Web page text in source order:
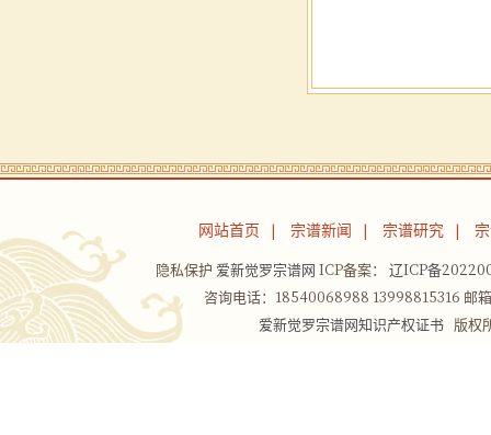
网站首页 宗谱新闻 宗谱研究
隐私保护 爱新觉罗宗谱网 ICP备案： 辽ICP备
咨询电话：18540068988 13998815316
爱新觉罗宗谱网知识产权证书版权